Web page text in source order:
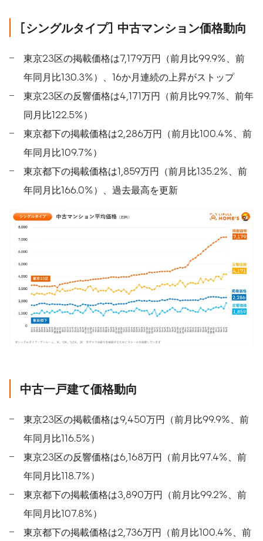
[シングルタイプ] 中古マンション価格動向
東京23区の掲載価格は7,179万円（前月比99.9%、前
年同月比130.3%）、16か月連続の上昇がストップ
東京23区の反響価格は4,171万円（前月比99.7%、前年
同月比122.5%）
東京都下の掲載価格は2,286万円（前月比100.4%、前
年同月比109.7%）
東京都下の掲載価格は1,859万円（前月比135.2%、前
年同月比166.0%）、過去最高を更新
中古一戸建て価格動向
東京23区の掲載価格は9,450万円（前月比99.9%、前
年同月比116.5%）
東京23区の反響価格は6,168万円（前月比97.4%、前
年同月比118.7%）
東京都下の掲載価格は3,890万円（前月比99.2%、前
年同月比107.8%）
東京都下の掲載価格は2,736万円（前月比100.4%、前